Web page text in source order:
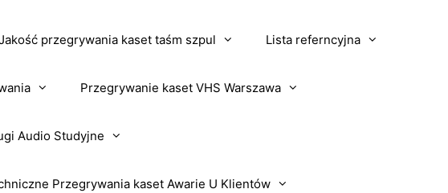
przegrywania kaset taśm szpul Lista referncyjna
Przegrywanie kaset VHS Warszawa
Audio Studyjne
Przegrywania kaset Awarie U Klientów